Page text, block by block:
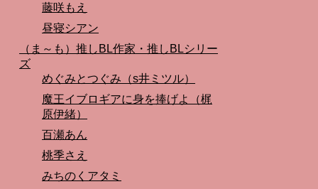
藤咲もえ
昼寝シアン
（ま～も）推しBL作家・推しBLシリー
ズ
めぐみとつぐみ（s井ミツル）
魔王イブロギアに身を捧げよ（梶
原伊緒）
百瀬あん
桃季さえ
みちのくアタミ